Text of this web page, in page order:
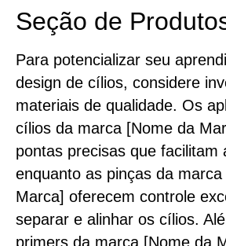
Seção de
Para potencializar seu
design de cílios, considere
materiais de qualidade. Os
cílios da marca [Nome da
pontas precisas que facilitam
enquanto as pinças da
Marca] oferecem controle
separar e alinhar os cílios.
primers da marca [Nome da